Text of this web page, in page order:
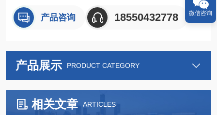
产品咨询 18550432778
产品展示 PRODUCT CATEGORY
相关文章 ARTICLES
微信咨询